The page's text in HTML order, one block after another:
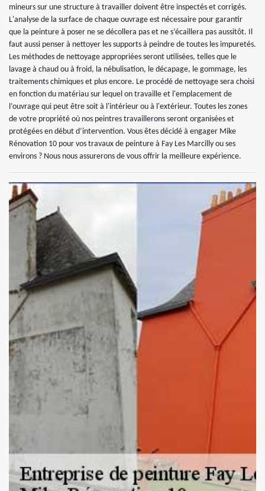
mineurs sur une structure à travailler doivent être inspectés et corrigés.
L'analyse de la surface de chaque ouvrage est nécessaire pour garantir
que la peinture à poser ne se décollera pas et ne s’écaillera pas aussitôt. Il
faut aussi penser à nettoyer les supports à peindre de toutes les impuretés.
Les méthodes de nettoyage appropriées seront utilisées, telles que le
lavage à chaud ou à froid, la nébulisation, le décapage, le gommage, les
traitements chimiques et plus encore. Le procédé de nettoyage sera choisi
en fonction du matériau sur lequel on travaille et l'emplacement de
l’ouvrage qui peut être soit à l'intérieur ou à l'extérieur. Toutes les zones
de votre propriété où nos peintres travaillerons seront organisées et
protégées en début d’intervention. Vous êtes décidé à engager Mike
Rénovation 10 pour vos travaux de peinture à Fay Les Marcilly ou ses
environs ? Nous nous assurerons de vous offrir la meilleure expérience.